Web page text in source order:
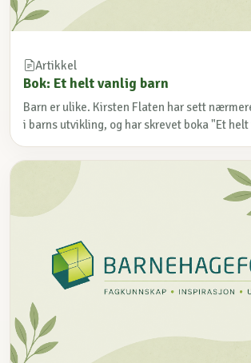
Artikkel
Bok: Et helt vanlig barn
Barn er ulike. Kirsten Flaten har sett
i barns utvikling, og har skrevet boka "Et